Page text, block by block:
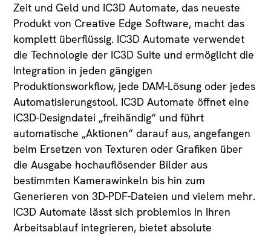
Zeit und Geld und IC3D Automate, das neueste
Produkt von Creative Edge Software, macht das
komplett überflüssig. IC3D Automate verwendet
die Technologie der IC3D Suite und ermöglicht die
Integration in jeden gängigen
Produktionsworkflow, jede DAM-Lösung oder jedes
Automatisierungstool. IC3D Automate öffnet eine
IC3D-Designdatei „freihändig“ und führt
automatische „Aktionen“ darauf aus, angefangen
beim Ersetzen von Texturen oder Grafiken über
die Ausgabe hochauflösender Bilder aus
bestimmten Kamerawinkeln bis hin zum
Generieren von 3D-PDF-Dateien und vielem mehr.
IC3D Automate lässt sich problemlos in Ihren
Arbeitsablauf integrieren, bietet absolute